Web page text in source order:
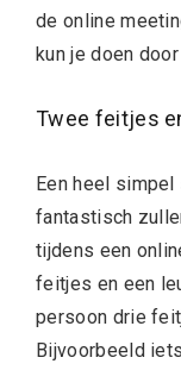
de online
kun je doen
Twee feitjes
Een heel
fantastisch
tijdens een
feitjes en een
persoon drie
Bijvoorbeeld